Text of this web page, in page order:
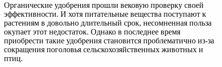
Органические удобрения прошли вековую проверку своей
эффективности. И хотя питательные вещества поступают к
растениям в довольно длительный срок, несомненная польза
окупает этот недостаток. Однако в последнее время
приобрести такие удобрения становится проблематично из-за
сокращения поголовья сельскохозяйственных животных и
птиц.